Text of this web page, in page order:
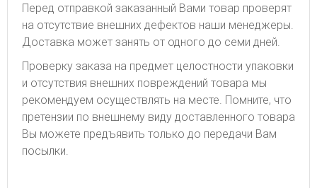
Перед отправкой заказанный Вами товар проверят
на отсутствие внешних дефектов наши менеджеры.
Доставка может занять от одного до семи дней.
Проверку заказа на предмет целостности упаковки
и отсутствия внешних повреждений товара мы
рекомендуем осуществлять на месте. Помните, что
претензии по внешнему виду доставленного товара
Вы можете предъявить только до передачи Вам
посылки.